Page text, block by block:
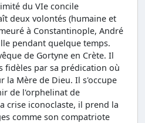
du VIe concile
deux volontés (humaine et
à Constantinople, André
pendant quelque temps.
de Gortyne en Crète. Il
fidèles par sa prédication où
la Mère de Dieu. Il s'occupe
de l'orphelinat de
crise iconoclaste, il prend la
comme son compatriote